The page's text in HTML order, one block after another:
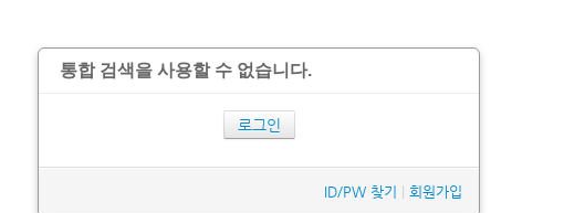
통합 검색을 사용할 수 없습니다.
로그인
ID/PW 찾기 회원가입